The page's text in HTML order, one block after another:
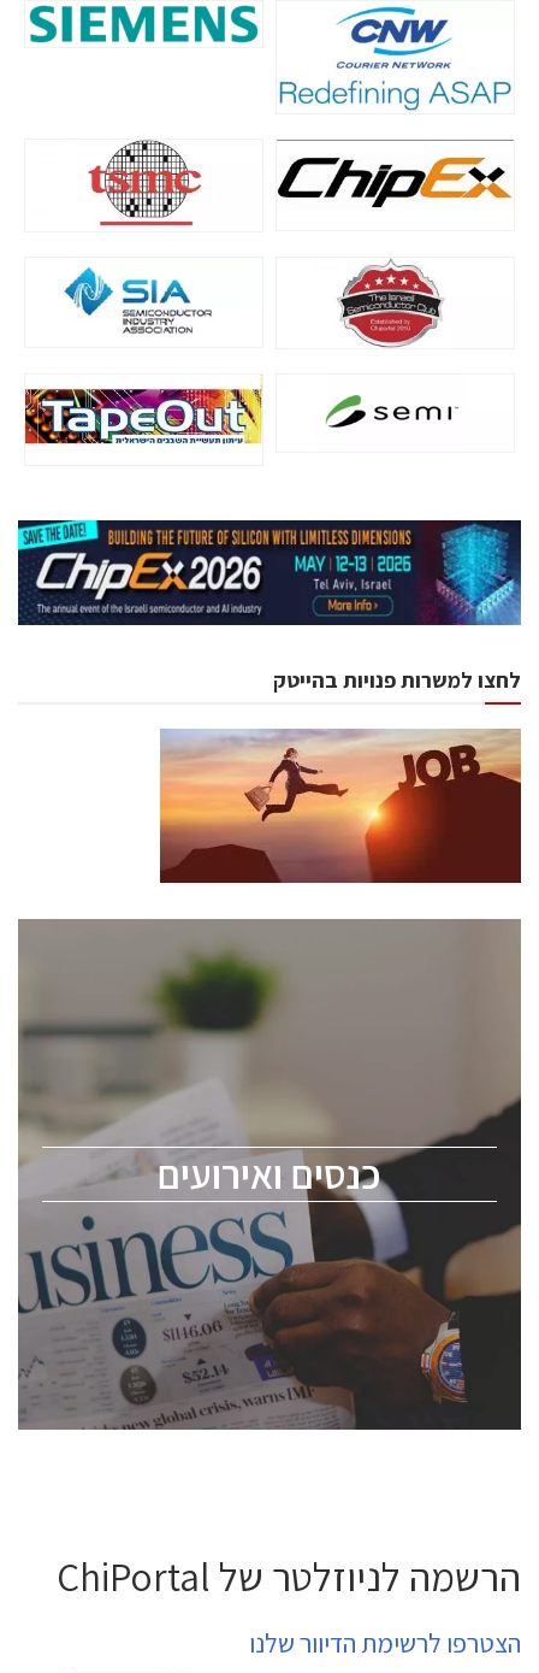
לחצו למשרות פנויות בהייטק
כנסים ואירועים
כנסים ואירועים
לכל העוסקים בתעשיית הסמיקונדקטור כולל מהנדסים,
מומחים מקצועיים ובכירים.
ChipEx2026 will be held on May 12-13, 2026. The
conference is intended for everyone involved in the
semiconductor industry, including engineers,
professional experts, and senior executives.
לחץ לפרטים
הרשמה לניוזלטר של ChiPortal
הצטרפו לרשימת הדיוור שלנו